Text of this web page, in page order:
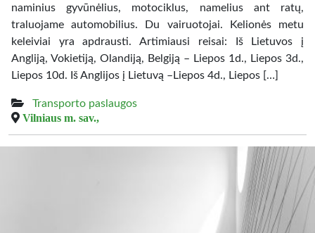
naminius gyvūnėlius, motociklus, namelius ant ratų,
traluojame automobilius. Du vairuotojai. Kelionės metu
keleiviai yra apdrausti. Artimiausi reisai: Iš Lietuvos į
Angliją, Vokietiją, Olandiją, Belgiją – Liepos 1d., Liepos 3d.,
Liepos 10d. Iš Anglijos į Lietuvą –Liepos 4d., Liepos […]
Transporto paslaugos
Vilniaus m. sav.,